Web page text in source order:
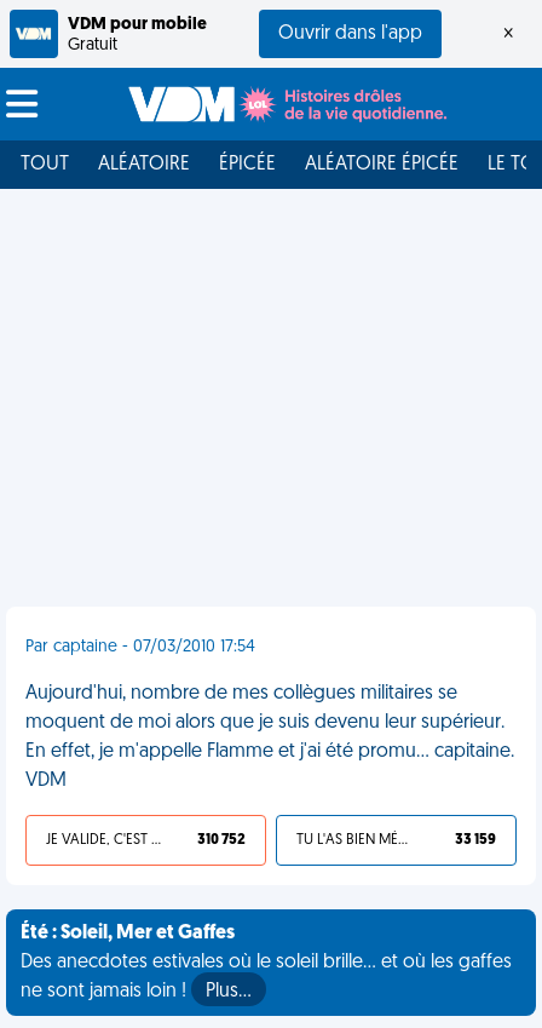
VDM pour mobile
Gratuit
Ouvrir dans l'app ×
TOUT ALÉATOIRE ÉPICÉE ALÉATOIRE ÉPICÉE LE
Par captaine - 07/03/2010 17:54
Aujourd'hui, nombre de mes collègues militaires se
moquent de moi alors que je suis devenu leur supérieur.
En effet, je m'appelle Flamme et j'ai été promu... capitaine.
VDM
JE VALIDE, C'EST UNE VDM 310 752 TU L'AS BIEN MÉRITÉ 33 159
Été : Soleil, Mer et Gaffes
Des anecdotes estivales où le soleil brille... et où les gaffes
ne sont jamais loin !
Plus…